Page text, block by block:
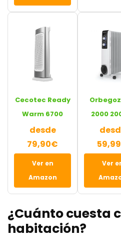
Cecotec Ready
Warm 6700
desde
79,90€
Ver en
Amazon
2000
Ver
¿Cuánto cuesta
habitación?